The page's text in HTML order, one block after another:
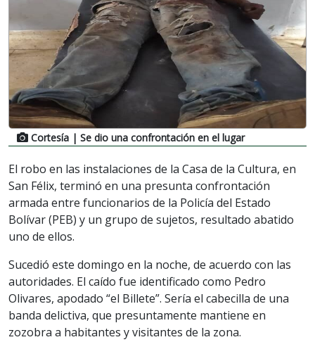
Cortesía | Se dio una confrontación en el lugar
El robo en las instalaciones de la Casa de la Cultura, en
San Félix, terminó en una presunta confrontación
armada entre funcionarios de la Policía del Estado
Bolívar (PEB) y un grupo de sujetos, resultado abatido
uno de ellos.
Sucedió este domingo en la noche, de acuerdo con las
autoridades. El caído fue identificado como Pedro
Olivares, apodado “el Billete”. Sería el cabecilla de una
banda delictiva, que presuntamente mantiene en
zozobra a habitantes y visitantes de la zona.